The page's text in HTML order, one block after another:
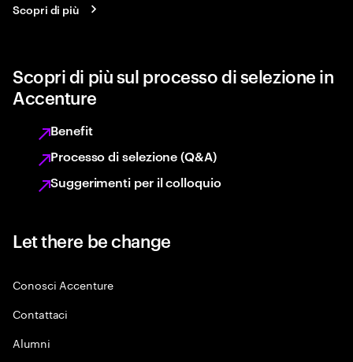
Scopri di più
Scopri di più sul processo di selezione in
Accenture
Benefit
Processo di selezione (Q&A)
Suggerimenti per il colloquio
Let there be change
Conosci Accenture
Contattaci
Alumni